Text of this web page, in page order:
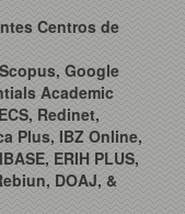
Centros de
Google
Academic
Redinet,
Plus, IBZ Online,
ERIH PLUS,
DOAJ, &